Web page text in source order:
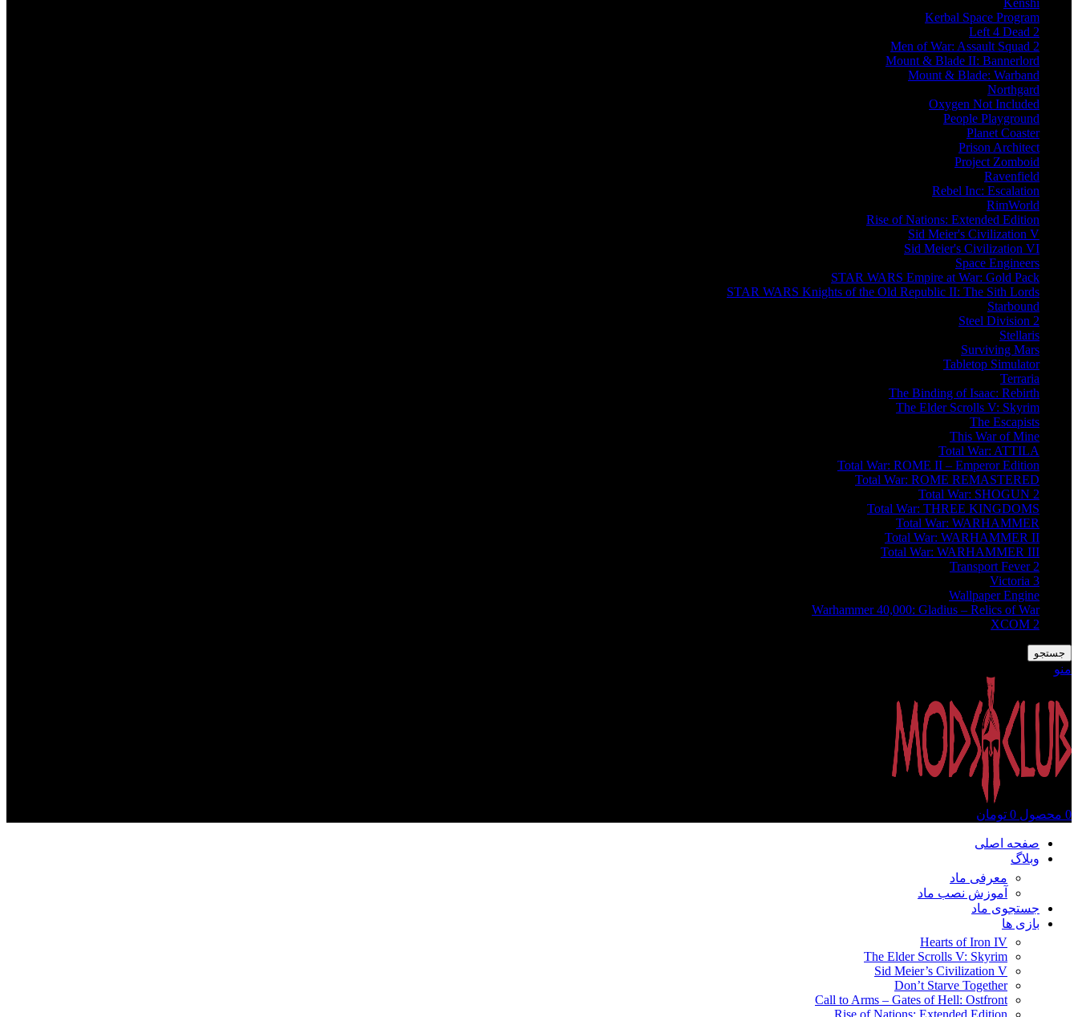
Kenshi
Kerbal Space Program
Left 4 Dead 2
Men of War: Assault Squad 2
Mount & Blade II: Bannerlord
Mount & Blade: Warband
Northgard
Oxygen Not Included
People Playground
Planet Coaster
Prison Architect
Project Zomboid
Ravenfield
Rebel Inc: Escalation
RimWorld
Rise of Nations: Extended Edition
Sid Meier's Civilization V
Sid Meier's Civilization VI
Space Engineers
STAR WARS Empire at War: Gold Pack
STAR WARS Knights of the Old Republic II: The Sith Lords
Starbound
Steel Division 2
Stellaris
Surviving Mars
Tabletop Simulator
Terraria
The Binding of Isaac: Rebirth
The Elder Scrolls V: Skyrim
The Escapists
This War of Mine
Total War: ATTILA
Total War: ROME II – Emperor Edition
Total War: ROME REMASTERED
Total War: SHOGUN 2
Total War: THREE KINGDOMS
Total War: WARHAMMER
Total War: WARHAMMER II
Total War: WARHAMMER III
Transport Fever 2
Victoria 3
Wallpaper Engine
Warhammer 40,000: Gladius – Relics of War
XCOM 2
جستجو
منو
0 محصول 0 تومان
صفحه اصلی
وبلاگ
معرفی ماد
آموزش نصب ماد
جستجوی ماد
بازی ها
Hearts of Iron IV
The Elder Scrolls V: Skyrim
Sid Meier’s Civilization V
Don’t Starve Together
Call to Arms – Gates of Hell: Ostfront
Rise of Nations: Extended Edition